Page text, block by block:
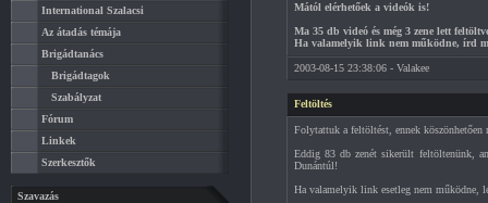
International Szalacsi
Az átadás témája
Brigádtanács
Brigádtagok
Szabályzat
Fórum
Linkek
Szerkesztők
Szavazás
Mától elérhetőek a videók is!
Ma 35 db videó és még 3 zene lett
Ha valamelyik link nem működne, írd
2003-08-15 23:38:06 - Valakee
Feltöltés
Folytattuk a feltöltést, ennek köszönhetően
Eddig 83 db zenét sikerült feltöltenünk,
Dunántúl!
Ha valamelyik link esetleg nem működne,